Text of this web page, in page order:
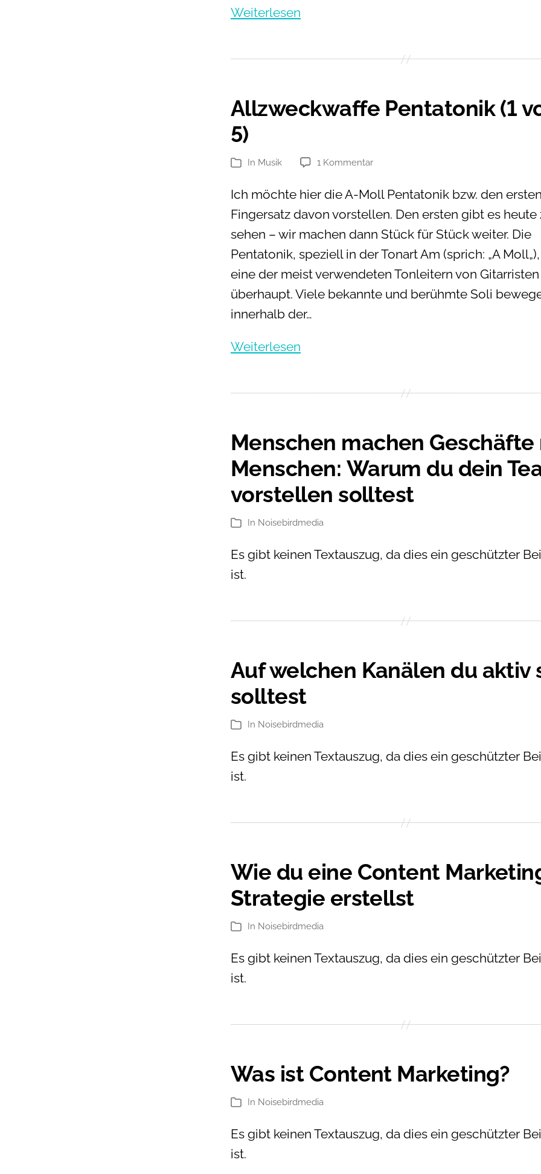
Weiterlesen
gut
Allzweckwaffe Pentatonik (1
5)
Kategorien
In Musik 1 Kommentarzu
Pentatonik
(1
von
Ich möchte hier die A-Moll Pentatonik bzw. den ersten
Fingersatz davon vorstellen. Den ersten gibt es heute
sehen – wir machen dann Stück für Stück weiter. Die
Pentatonik, speziell in der Tonart Am (sprich: „A
eine der meist verwendeten Tonleitern von Gitarristen
überhaupt. Viele bekannte und berühmte Soli
innerhalb der…
Weiterlesen
Menschen machen
Menschen: Warum du dein
vorstellen solltest
Kategorien
In Noisebirdmedia
Es gibt keinen Textauszug, da dies ein geschützter
ist.
Auf welchen Kanälen du aktiv
solltest
Kategorien
In Noisebirdmedia
Es gibt keinen Textauszug, da dies ein geschützter
ist.
Wie du eine Content
Strategie erstellst
Kategorien
In Noisebirdmedia
Es gibt keinen Textauszug, da dies ein geschützter
ist.
Was ist Content Marketing?
Kategorien
In Noisebirdmedia
Es gibt keinen Textauszug, da dies ein geschützter
ist.